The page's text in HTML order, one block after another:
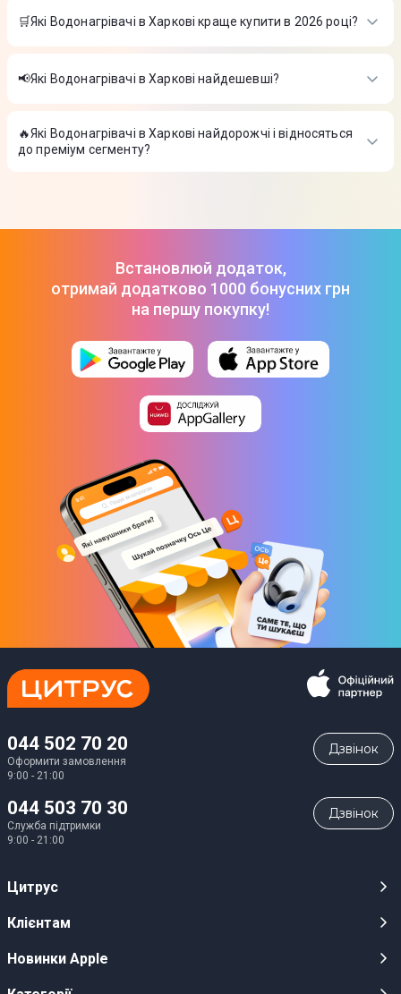
інтернет-магазині Цитрус
Водонагрівач Grunhelm GBH A-80
4 789 ₴
🛒Які Водонагрівачі в Харкові краще купити в 2026 році?
Найкращі Водонагрівачі в Харкові в 2026 році на думку
інтернет-магазину Цитрус
5 099 ₴
Водонагрівач Grunhelm GBH A-80-4 789 ₴
📢Які Водонагрівачі в Харкові найдешевші?
На сьогодні найдешевші Водонагрівачі в Харкові
Водонагрівач проточний MONRO LZ 301 4285-840 ₴
Водонагрівач Round VMR 80 (1500W)
🔥Які Водонагрівачі в Харкові найдорожчі і відносяться
до преміум сегменту?
Встановлюй додаток,
отримай додатково 1000 бонусних грн
на першу покупку!
044 502 70 20
Оформити замовлення
9:00 - 21:00
Дзвiнок
044 503 70 30
Служба підтримки
9:00 - 21:00
Дзвiнок
Цитрус
Кар’єра
Клієнтам
Публічні оферти
Новинки Apple
iPhone 17